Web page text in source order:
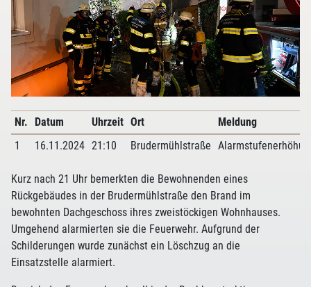
Nr. Datum Uhrzeit Ort
Meldung
1
16.11.2024 21:10 Brudermühlstraße
Kurz nach 21 Uhr bemerkten die Bewohnenden eines
Rückgebäudes in der Brudermühlstraße den Brand im
bewohnten Dachgeschoss ihres zweistöckigen Wohnhauses.
Umgehend alarmierten sie die Feuerwehr. Aufgrund der
Schilderungen wurde zunächst ein Löschzug an die
Einsatzstelle alarmiert.